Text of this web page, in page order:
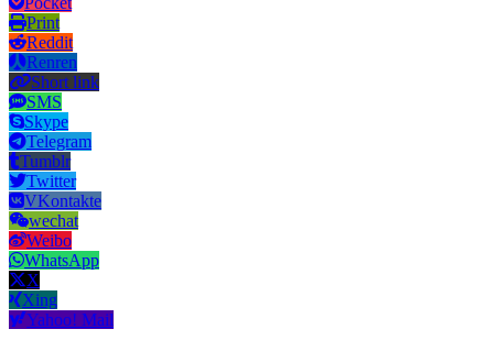
Print
Reddit
Renren
Short link
SMS
Skype
Telegram
Tumblr
Twitter
VKontakte
wechat
Weibo
WhatsApp
X
Xing
Yahoo! Mail